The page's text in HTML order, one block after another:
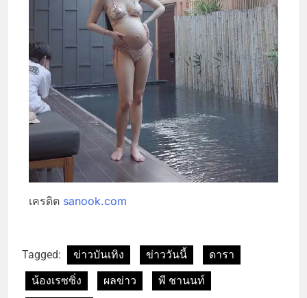
เครดิต sanook.com
Tagged: ข่าวบันเทิง ข่าววันนี้
ดารา
น้องเรซซิ่ง
ผลข่าว
พี ชานนท์